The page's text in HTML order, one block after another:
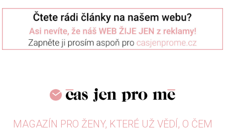
MAGAZÍN PRO ŽENY, KTERÉ UŽ VĚDÍ, O ČEM